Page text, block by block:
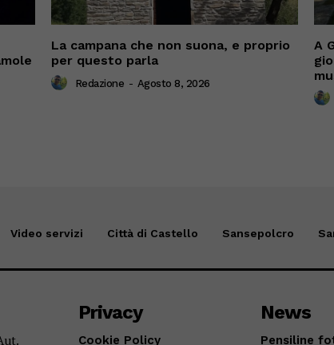
La campana che non suona, e proprio
per questo parla
Redazione - Agosto 8, 2026
A
Video servizi Città di Castello Sansepolcro
Privacy
Cookie Policy
News
Pensiline